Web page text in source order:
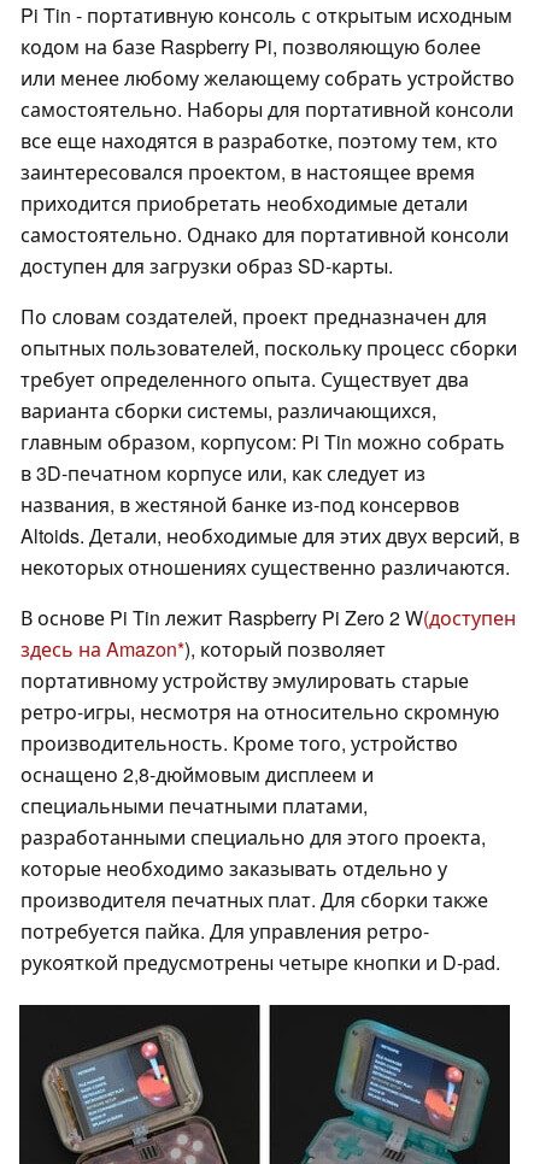
Pi Tin - портативную консоль с открытым исходным
кодом на базе Raspberry Pi, позволяющую более
или менее любому желающему собрать устройство
самостоятельно. Наборы для портативной консоли
все еще находятся в разработке, поэтому тем, кто
заинтересовался проектом, в настоящее время
приходится приобретать необходимые детали
самостоятельно. Однако для портативной консоли
доступен для загрузки образ SD-карты.
По словам создателей, проект предназначен для
опытных пользователей, поскольку процесс сборки
требует определенного опыта. Существует два
варианта сборки системы, различающихся,
главным образом, корпусом: Pi Tin можно собрать
в 3D-печатном корпусе или, как следует из
названия, в жестяной банке из-под консервов
Altoids. Детали, необходимые для этих двух версий, в
некоторых отношениях существенно различаются.
В основе Pi Tin лежит Raspberry Pi Zero 2 W(доступен
здесь на Amazon ), который позволяет
портативному устройству эмулировать старые
ретро-игры, несмотря на относительно скромную
производительность. Кроме того, устройство
оснащено 2,8-дюймовым дисплеем и
специальными печатными платами,
разработанными специально для этого проекта,
которые необходимо заказывать отдельно у
производителя печатных плат. Для сборки также
потребуется пайка. Для управления ретро-
рукояткой предусмотрены четыре кнопки и D-pad.